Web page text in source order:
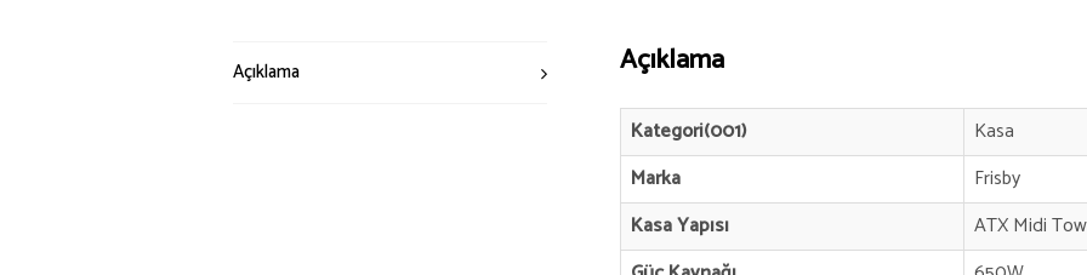
Açıklama Açıklama
Kategori(001)
Kasa
Marka
Frisby
Kasa Yapısı
ATX Midi